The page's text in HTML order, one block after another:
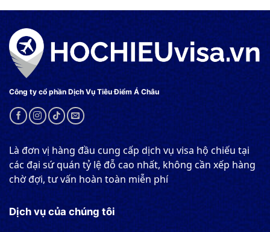
Công ty cổ phần Dịch Vụ Tiêu Điểm Á Châu
Là đơn vị hàng đầu cung cấp dịch vụ visa hộ chiếu tại
các đại sứ quán tỷ lệ đỗ cao nhất, không cần xếp hàng
chờ đợi, tư vấn hoàn toàn miễn phí
Dịch vụ của chúng tôi